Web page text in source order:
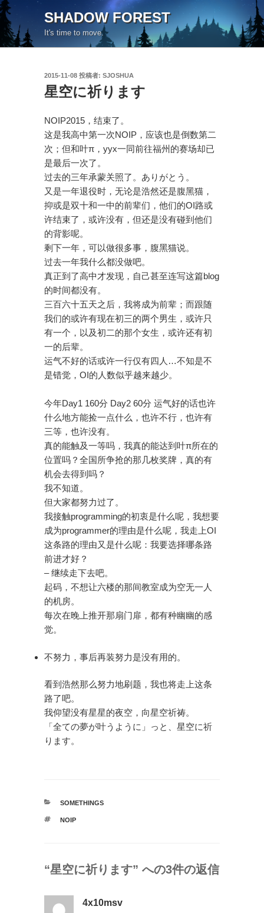
コ
ン
テ
ン
SHADOW FOREST
It's time to move.
投
稿
日:
2015-11-08投稿者: SJOSHUA
星空に祈ります
NOIP2015，结束了。
这是我高中第一次NOIP，应该也是倒数第二
次；但和叶π，yyx一同前往福州的赛场却已
是最后一次了。
过去的三年承蒙关照了。ありがとう。
又是一年退役时，无论是浩然还是腹黑猫，
抑或是双十和一中的前辈们，他们的OI路或
许结束了，或许没有，但还是没有碰到他们
的背影呢。
剩下一年，可以做很多事，腹黑猫说。
过去一年我什么都没做吧。
真正到了高中才发现，自己甚至连写这篇blog
的时间都没有。
三百六十五天之后，我将成为前辈；而跟随
我们的或许有现在初三的两个男生，或许只
有一个，以及初二的那个女生，或许还有初
一的后辈。
运气不好的话或许一行仅有四人…不知是不
是错觉，OI的人数似乎越来越少。
今年Day1 160分 Day2 60分 运气好的话也许
什么地方能捡一点什么，也许不行，也许有
三等，也许没有。
真的能触及一等吗，我真的能达到叶π所在的
位置吗？全国所争抢的那几枚奖牌，真的有
机会去得到吗？
我不知道。
但大家都努力过了。
我接触programming的初衷是什么呢，我想要
成为programmer的理由是什么呢，我走上OI
这条路的理由又是什么呢：我要选择哪条路
前进才好？
– 继续走下去吧。
起码，不想让六楼的那间教室成为空无一人
的机房。
每次在晚上推开那扇门扉，都有种幽幽的感
觉。
不努力，事后再装努力是没有用的。
看到浩然那么努力地刷题，我也将走上这条
路了吧。
我仰望没有星星的夜空，向星空祈祷。
「全ての夢が叶うように」っと、星空に祈
ります。
カ
ゴ
SOMETHINGS
タ
NOIP
“星空に祈ります” への3件の返信
4x10msv